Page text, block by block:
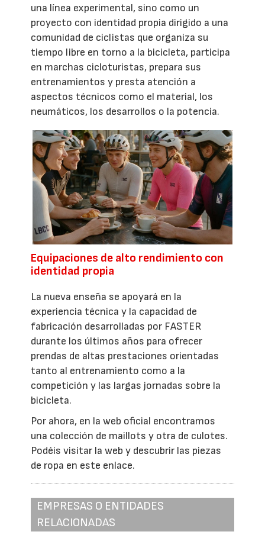
una línea experimental, sino como un
proyecto con identidad propia dirigido a una
comunidad de ciclistas que organiza su
tiempo libre en torno a la bicicleta, participa
en marchas cicloturistas, prepara sus
entrenamientos y presta atención a
aspectos técnicos como el material, los
neumáticos, los desarrollos o la potencia.
Equipaciones de alto rendimiento con
identidad propia
La nueva enseña se apoyará en la
experiencia técnica y la capacidad de
fabricación desarrolladas por FASTER
durante los últimos años para ofrecer
prendas de altas prestaciones orientadas
tanto al entrenamiento como a la
competición y las largas jornadas sobre la
bicicleta.
Por ahora, en la web oficial encontramos
una colección de maillots y otra de culotes.
Podéis visitar la web y descubrir las piezas
de ropa en este enlace.
EMPRESAS O ENTIDADES
RELACIONADAS